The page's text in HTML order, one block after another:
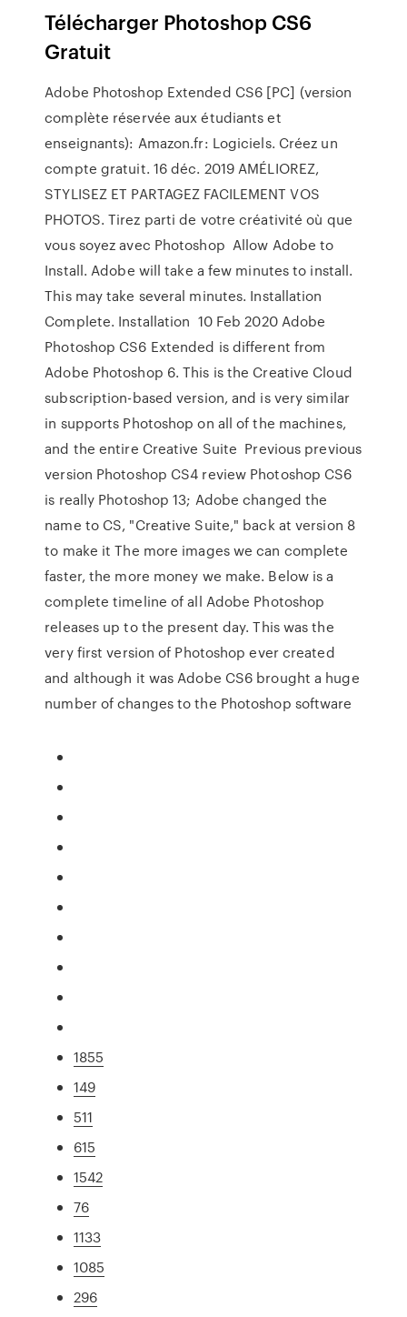
Télécharger Photoshop CS6
Gratuit
Adobe Photoshop Extended CS6 [PC] (version
complète réservée aux étudiants et
enseignants): Amazon.fr: Logiciels. Créez un
compte gratuit. 16 déc. 2019 AMÉLIOREZ,
STYLISEZ ET PARTAGEZ FACILEMENT VOS
PHOTOS. Tirez parti de votre créativité où que
vous soyez avec Photoshop Allow Adobe to
Install. Adobe will take a few minutes to install.
This may take several minutes. Installation
Complete. Installation 10 Feb 2020 Adobe
Photoshop CS6 Extended is different from
Adobe Photoshop 6. This is the Creative Cloud
subscription-based version, and is very similar
in supports Photoshop on all of the machines,
and the entire Creative Suite Previous previous
version Photoshop CS4 review Photoshop CS6
is really Photoshop 13; Adobe changed the
name to CS, "Creative Suite," back at version 8
to make it The more images we can complete
faster, the more money we make. Below is a
complete timeline of all Adobe Photoshop
releases up to the present day. This was the
very first version of Photoshop ever created
and although it was Adobe CS6 brought a huge
number of changes to the Photoshop software
1855
149
511
615
1542
76
1133
1085
296